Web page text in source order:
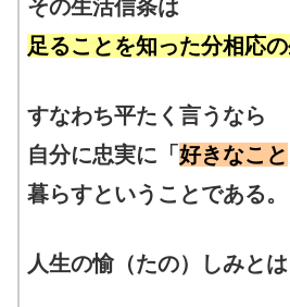
その生活信条は
足ることを知った分相応
すなわち平たく言うなら
自分に忠実に 「 好きなこと
暮らすということである。
人生の愉（たの）しみとは